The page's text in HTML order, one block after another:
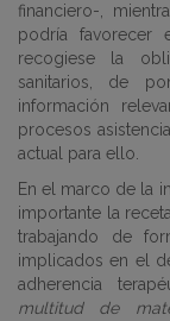
financiero-,
podría favorecer
recogiese la
sanitarios, de
información
procesos
actual para ello.
En el marco de la
importante la
trabajando de
implicados en el
adherencia
multitud de